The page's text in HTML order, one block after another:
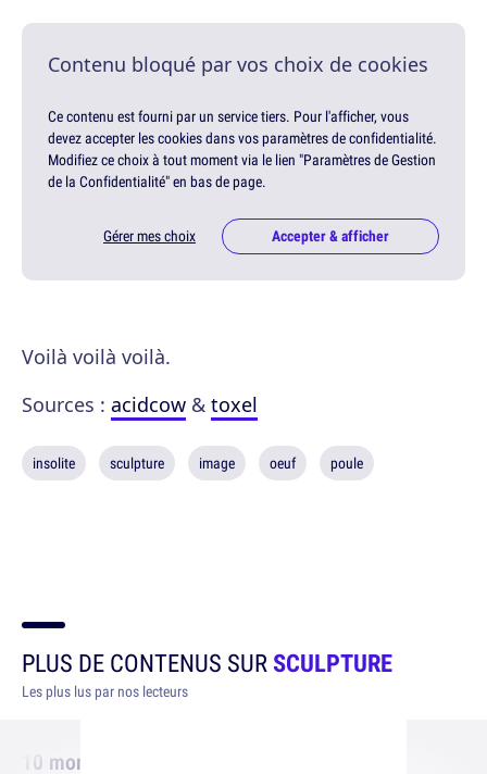
Contenu bloqué par vos choix de cookies
Ce contenu est fourni par un service tiers. Pour l'afficher, vous
devez accepter les cookies dans vos paramètres de confidentialité.
Modifiez ce choix à tout moment via le lien "Paramètres de Gestion
de la Confidentialité" en bas de page.
Gérer mes choix Accepter & afficher
Voilà voilà voilà.
Sources : acidcow & toxel
insolite sculpture image oeuf poule
PLUS DE CONTENUS SURSCULPTURE
Les plus lus par nos lecteurs
10 monuments français très moches